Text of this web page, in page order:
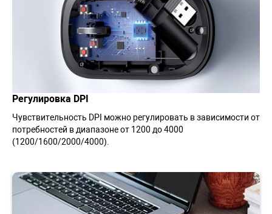
Регулировка DPI
Чувствительность DPI можно регулировать в зависимости от
потребностей в диапазоне от 1200 до 4000
(1200/1600/2000/4000).